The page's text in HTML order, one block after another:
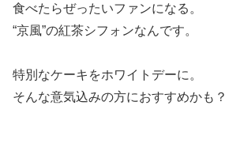
食べたらぜったいファンになる。
“京風”の紅茶シフォンなんです。
特別なケーキをホワイトデーに。
そんな意気込みの方におすすめかも？